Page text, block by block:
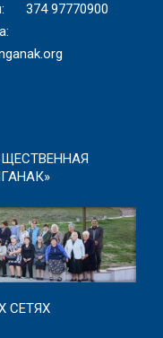
374 97770900
СЕТЯХ